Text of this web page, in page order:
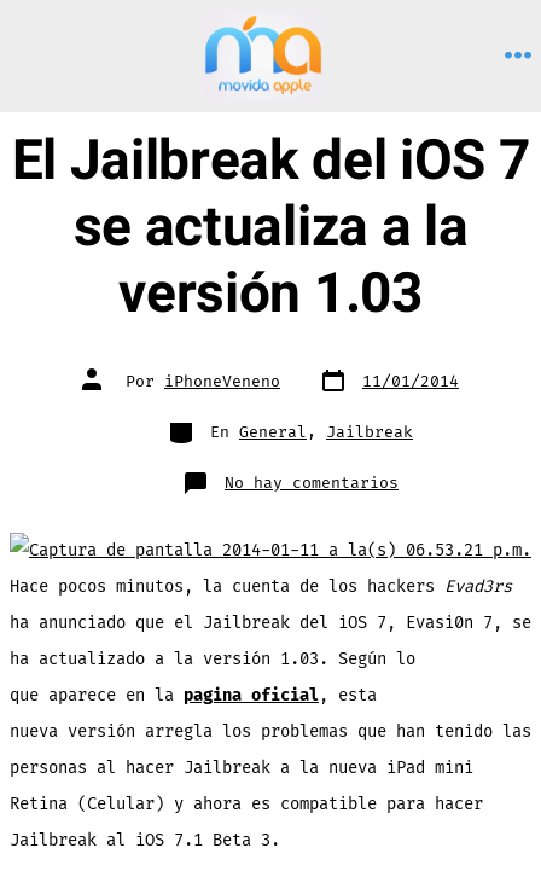
El Jailbreak del iOS 7
se actualiza a la
versión 1.03
Autor
de Por iPhoneVeneno Fecha
de 11/01/2014
Categorías
En General , Jailbreak
No hay comentarios
El
iOS
7
actualiza
a
la
versión
Hace pocos minutos, la cuenta de los hackers Evad3rs
ha anunciado que el Jailbreak del iOS 7, Evasi0n 7, se
ha actualizado a la versión 1.03. Según lo
que aparece en la pagina oficial, esta
nueva versión arregla los problemas que han tenido las
personas al hacer Jailbreak a la nueva iPad mini
Retina (Celular) y ahora es compatible para hacer
Jailbreak al iOS 7.1 Beta 3.